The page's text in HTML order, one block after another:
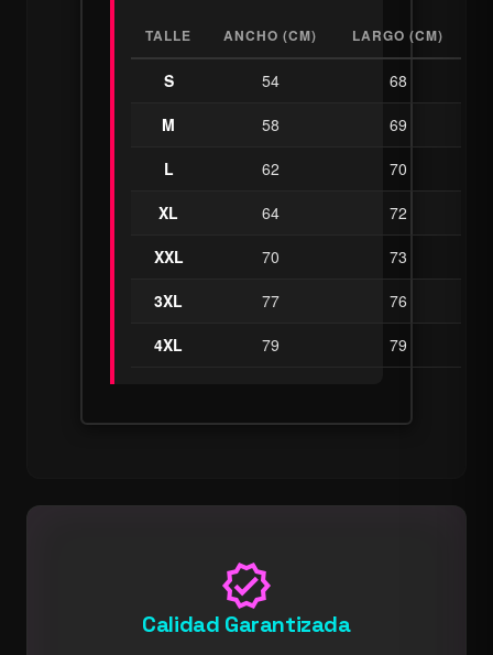
TALLE ANCHO (CM) LARGO (CM)
S 54
68
M
58
69
L
62
70
XL
64
72
XXL
70
73
3XL
77
76
4XL
79 79
verified
Calidad Garantizada